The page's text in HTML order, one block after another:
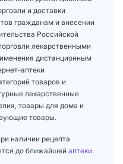
и доставки
гражданам и внесении
Российской
лекарственными
дистанционным
аптеки
товаров и
лекарственные
товары для дома и
товары.
наличии рецепта
до ближайшей аптеки.